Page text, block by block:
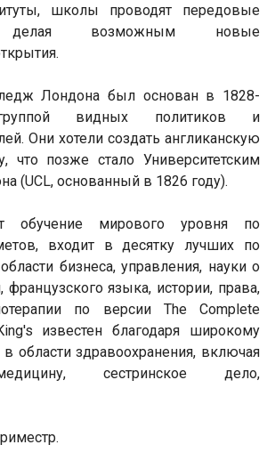
школы проводят передовые
делая возможным новые
Лондона был основан в 1828-
видных политиков и
Они хотели создать англиканскую
что позже стало Университетским
(UCL, основанный в 1826 году).
обучение мирового уровня по
входит в десятку лучших по
бизнеса, управления, науки о
французского языка, истории, права,
по версии The Complete
известен благодаря широкому
области здравоохранения, включая
сестринское дело,